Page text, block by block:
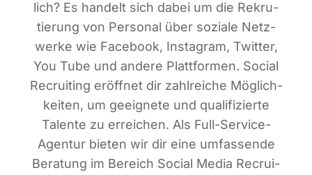
lich? Es han­delt sich dabei um die Rekru­
tie­rung von Per­so­nal über sozia­le Netz­
wer­ke wie Face­book, Insta­gram, Twit­ter,
You Tube und ande­re Platt­for­men. Social
Recrui­ting eröff­net dir zahl­rei­che Mög­lich­
kei­ten, um geeig­ne­te und qua­li­fi­zier­te
Talen­te zu errei­chen. Als Full-Ser­vice-
Agen­tur bie­ten wir dir eine umfas­sen­de
Bera­tung im Bereich Social Media Recrui­